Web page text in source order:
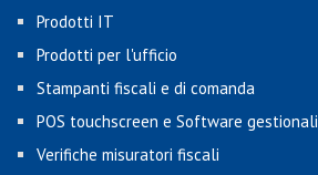
Prodotti IT
Prodotti per l'ufficio
Stampanti fiscali e di comanda
POS touchscreen e Software gestionali
Verifiche misuratori fiscali